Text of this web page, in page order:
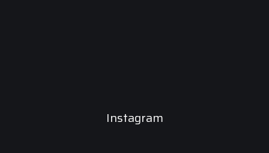
Instagram